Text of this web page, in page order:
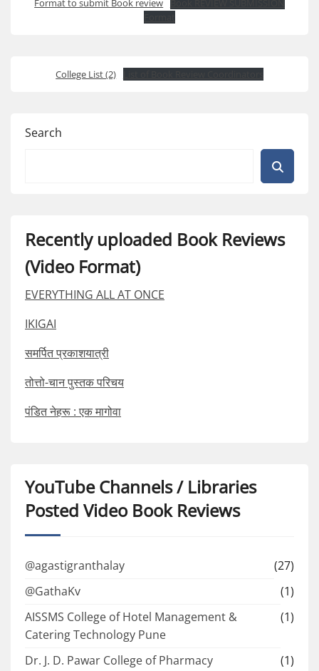
Format to submit Book review
College List (2)
Search
Recently uploaded Book Reviews
(Video Format)
EVERYTHING ALL AT ONCE
IKIGAI
समर्पित प्रकाशयात्री
तोत्तो-चान पुस्तक परिचय
पंडित नेहरू : एक मागोवा
YouTube Channels / Libraries
Posted Video Book Reviews
@agastigranthalay
(27)
@GathaKv
(1)
AISSMS College of Hotel Management &
Catering Technology Pune
(1)
Dr. J. D. Pawar College of Pharmacy
(1)